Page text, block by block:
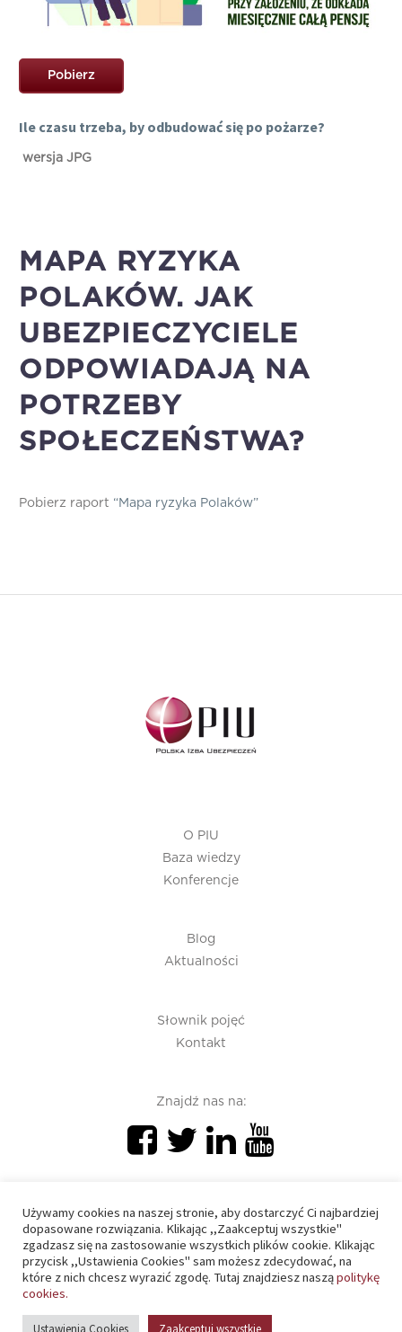
Pobierz
Ile czasu trzeba, by odbudować się po pożarze?
wersja JPG
MAPA RYZYKA
POLAKÓW. JAK
UBEZPIECZYCIELE
ODPOWIADAJĄ NA
POTRZEBY
SPOŁECZEŃSTWA?
Pobierz raport “Mapa ryzyka Polaków”
O PIU
Baza wiedzy
Konferencje
Blog
Aktualności
Słownik pojęć
Kontakt
Znajdź nas na:
PIU 2020 © All right reserved
Używamy cookies na naszej stronie, aby dostarczyć Ci najbardziej
dopasowane rozwiązania. Klikając ,,Zaakceptuj wszystkie"
zgadzasz się na zastosowanie wszystkich plików cookie. Klikając
przycisk ,,Ustawienia Cookies" sam możesz zdecydować, na
które z nich chcesz wyrazić zgodę. Tutaj znajdziesz nasząpolitykę
cookies.
Ustawienia Cookies Zaakceptuj wszystkie